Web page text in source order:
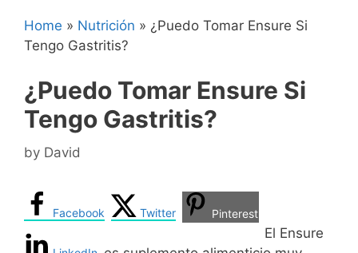
Home » Nutrición » ¿Puedo Tomar Ensure Si
Tengo Gastritis?
¿Puedo Tomar Ensure Si
Tengo Gastritis?
by David
Facebook Twitter Pinterest
El Ensure